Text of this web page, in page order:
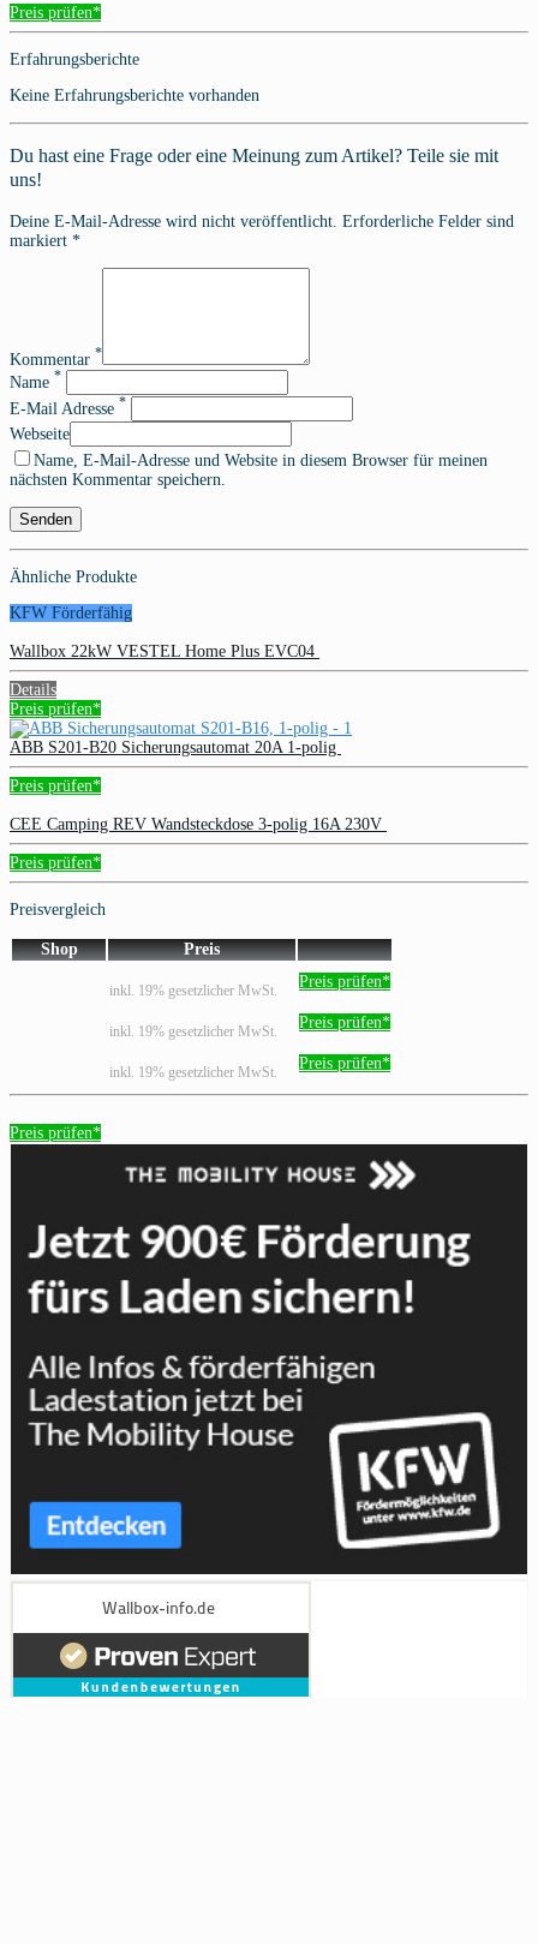
Preis prüfen*
Erfahrungsberichte
Keine Erfahrungsberichte vorhanden
Du hast eine Frage oder eine Meinung zum Artikel? Teile sie mit
uns!
Deine E-Mail-Adresse wird nicht veröffentlicht. Erforderliche Felder sind
markiert *
Kommentar *
Name *
E-Mail Adresse *
Webseite
Name, E-Mail-Adresse und Website in diesem Browser für meinen
nächsten Kommentar speichern.
Ähnliche Produkte
KFW Förderfähig
Wallbox 22kW VESTEL Home Plus EVC04
Details
Preis prüfen*
ABB S201-B20 Sicherungsautomat 20A 1-polig
Preis prüfen*
CEE Camping REV Wandsteckdose 3-polig 16A 230V
Preis prüfen*
Preisvergleich
Shop Preis
inkl. 19% gesetzlicher MwSt.
Preis prüfen*
inkl. 19% gesetzlicher MwSt.
Preis prüfen*
inkl. 19% gesetzlicher MwSt.
Preis prüfen*
Preis prüfen*